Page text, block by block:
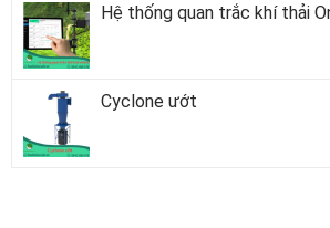
Hệ thống quan trắc khí thải
Cyclone ướt